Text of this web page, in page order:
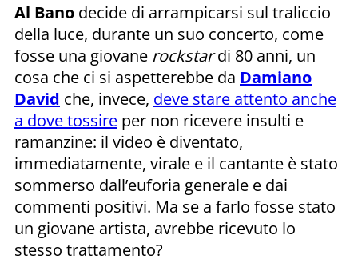
Al Bano decide di arrampicarsi sul traliccio
della luce, durante un suo concerto, come
fosse una giovane rockstardi 80 anni, un
cosa che ci si aspetterebbe da Damiano
David che, invece, deve stare attento anche
a dove tossire per non ricevere insulti e
ramanzine: il video è diventato,
immediatamente, virale e il cantante è stato
sommerso dall’euforia generale e dai
commenti positivi. Ma se a farlo fosse stato
un giovane artista, avrebbe ricevuto lo
stesso trattamento?